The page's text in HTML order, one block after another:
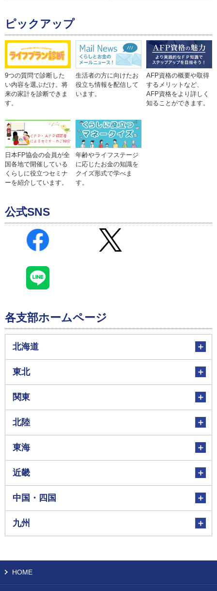
ピックアップ
9つの質問で診断した
い内容を選ぶだけ。将
来の家計を診断できま
す。
生活者の方に向けたお
役立ち情報を配信して
います。
AFP資格の概要や取得
するメリットなど、
AFP資格をより詳しく
知ることができます。
日本FP協会の会員が全
国各地で開催している
くらしに役立つセミナ
ーを紹介しています。
年齢やライフステージ
に応じたお金の知識を
クイズ形式で学べま
す。
公式SNS
各支部ホームページ
北海道
東北
関東
北陸
東海
近畿
中国・四国
九州
HOME